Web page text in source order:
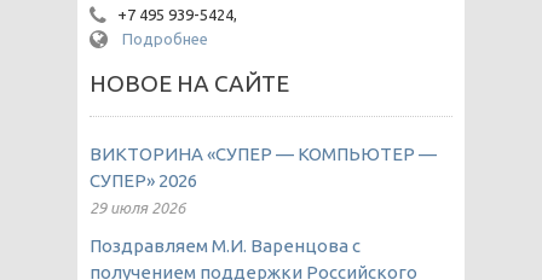
+7 495 939-5424,
Подробнее
НОВОЕ НА САЙТЕ
ВИКТОРИНА «СУПЕР — КОМПЬЮТЕР —
СУПЕР» 2026
29 июля 2026
Поздравляем М.И. Варенцова с
получением поддержки Российского